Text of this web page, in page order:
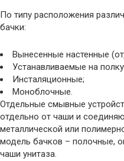
По типу расположения
бачки:
Вынесенные настенные
Устанавливаемые на полку
Инсталяционные;
Моноблочные.
Отдельные смывные
отдельно от чаши и
металлической или
модель бачков – полочные,
чаши унитаза.